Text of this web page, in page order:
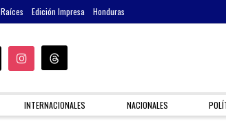
Edición Impresa Honduras
INTERNACIONALES NACIONALES